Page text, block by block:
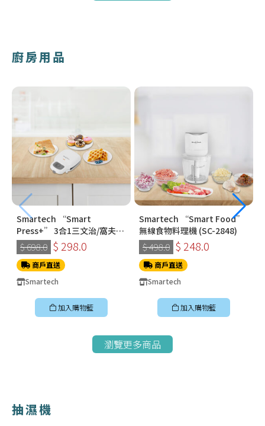
廚房用品
Smartech “Smart
Press+” 3合1三文治/窩夫/
冬甩機 SM-2228
$ 698.0 $ 298.0
商戶直送
Smartech
加入購物籃
Smartech “Smart Food”
無線食物料理機 (SC-2848)
$ 498.0 $ 248.0
商戶直送
Smartech
加入購物籃
瀏覽更多商品
抽濕機